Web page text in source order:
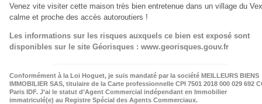
Venez vite visiter cette maison très bien entretenue dans un village du
calme et proche des accès autoroutiers !
Les informations sur les risques auxquels ce bien est exposé sont
disponibles sur le site Géorisques : www.georisques.gouv.fr
Conformément à la Loi Hoguet, je suis mandaté par la société MEILLEURS BIENS
IMMOBILIER SAS, titulaire de la Carte professionnelle CPI 7501 2018 000 029 692
Paris IDF. J’ai le statut d’Agent Commercial indépendant en Immobilier
immatriculé(e) au Registre Spécial des Agents Commerciaux.